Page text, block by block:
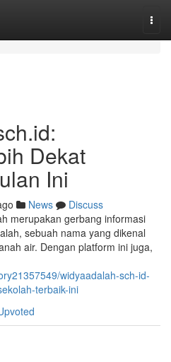
Dekat
Ini
News
Discuss
merupakan gerbang informasi
sebuah nama yang dikenal
air. Dengan platform ini juga,
widyaadalah-sch-id-
terbaik-ini